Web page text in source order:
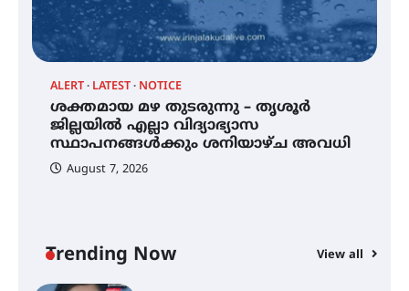
ALERT LATEST NOTICE
ശക്തമായ മഴ തുടരുന്നു – തൃശൂർ
ജില്ലയിൽ എല്ലാ വിദ്യാഭ്യാസ
സ്ഥാപനങ്ങൾക്കും ശനിയാഴ്ച അവധി
August 7, 2026
Trending Now View all
കോമേഴ്സ് എക്സ്പോയുമായി
എസ് എൻ ഹയർ സെക്കൻഡറി
വിദ്യാർത്ഥികൾ
സർഗ്ഗസാഹിതി- കവിതാസംഗമം
2026 കവിതാ ചർച്ച കാട്ടൂർ, ടി. കെ.
ബാലൻ ഹാളിൽ 16ന്
അവധി